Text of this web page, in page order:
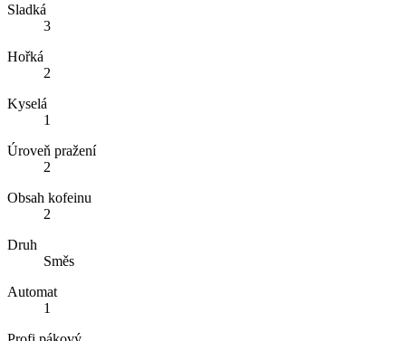
Sladká
3
Hořká
2
Kyselá
1
Úroveň pražení
2
Obsah kofeinu
2
Druh
Směs
Automat
1